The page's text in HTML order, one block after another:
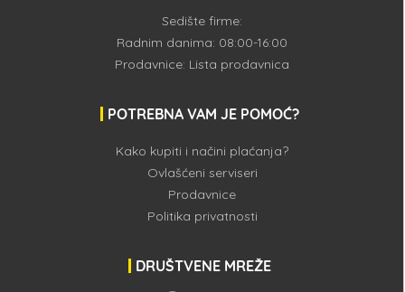
Sedište firme:
Radnim danima: 08:00-16:00
Prodavnice: Lista prodavnica
POTREBNA VAM JE POMOĆ?
Kako kupiti i načini plaćanja?
Ovlašćeni serviseri
Prodavnice
Politika privatnosti
DRUŠTVENE MREŽE